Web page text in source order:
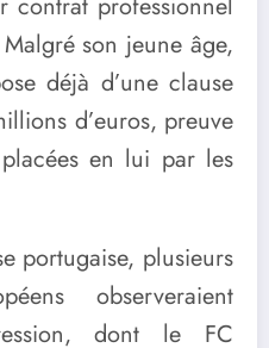
son jeune âge,
déjà d’une clause
d’euros, preuve
en lui par les
portugaise, plusieurs
observeraient
dont le FC